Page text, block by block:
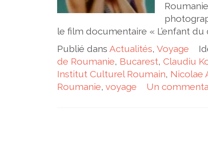
le film documentaire « L’enfant
Publié dans Actualités, Voyage
de Roumanie, Bucarest, Claudiu
Institut Culturel Roumain, Nicolae
Roumanie, voyage Un